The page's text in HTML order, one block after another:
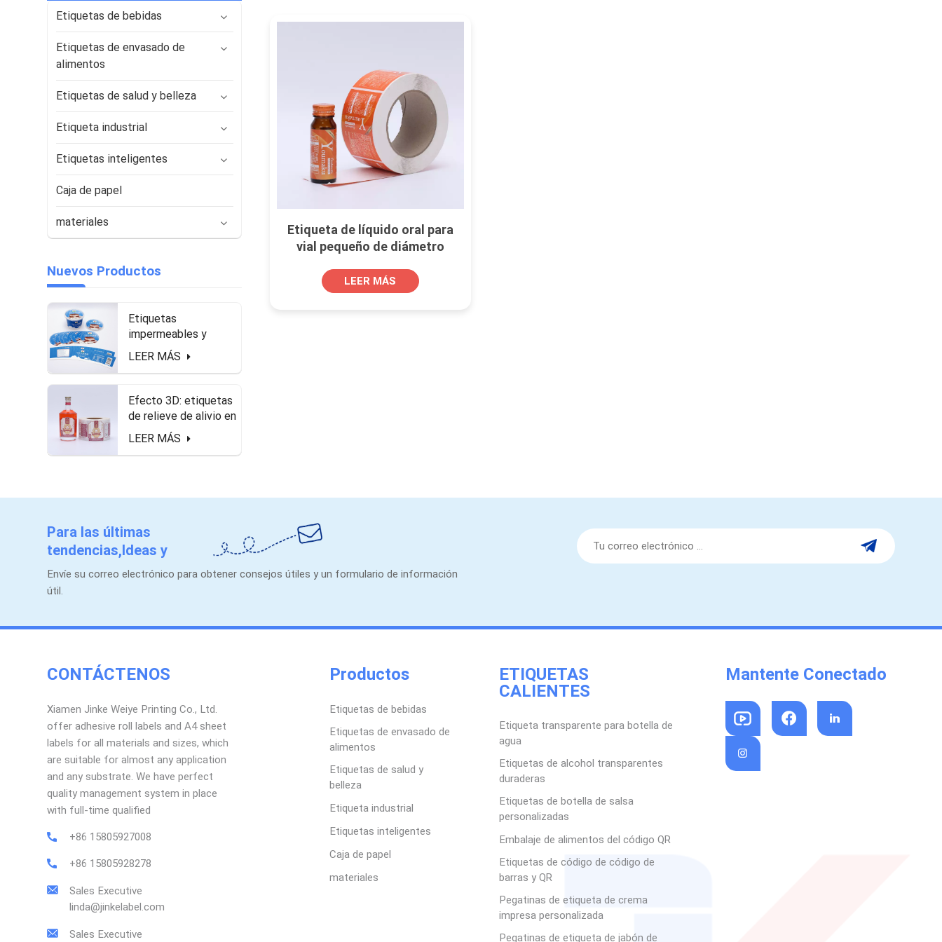
Etiquetas de bebidas
Etiquetas de envasado de
alimentos
Etiquetas de salud y belleza
Etiqueta industrial
Etiquetas inteligentes
Caja de papel
materiales
Nuevos Productos
Etiquetas
impermeables y
seguras de alimentos
en el paquete de
LEER MÁS
Efecto 3D: etiquetas
de relieve de alivio en
forma de rollo para
botella de licor
LEER MÁS
Etiqueta de líquido oral para
vial pequeño de diámetro
LEER MÁS
Para las últimas
tendencias,Ideas y
promociones.
Envíe su correo electrónico para obtener consejos útiles y un formulario de información
útil.
CONTÁCTENOS
Xiamen Jinke Weiye Printing Co., Ltd.
offer adhesive roll labels and A4 sheet
labels for all materials and sizes, which
are suitable for almost any application
and any substrate. We have perfect
quality management system in place
with full-time qualified
+86 15805927008
+86 15805928278
Sales Executive
linda@jinkelabel.com
Sales Executive
Productos
Etiquetas de bebidas
Etiquetas de envasado de
alimentos
Etiquetas de salud y
belleza
Etiqueta industrial
Etiquetas inteligentes
Caja de papel
materiales
ETIQUETAS
CALIENTES
Etiqueta transparente para botella de
agua
Etiquetas de alcohol transparentes
duraderas
Etiquetas de botella de salsa
personalizadas
Embalaje de alimentos del código QR
Etiquetas de código de código de
barras y QR
Pegatinas de etiqueta de crema
impresa personalizada
Pegatinas de etiqueta de jabón de
Mantente Conectado